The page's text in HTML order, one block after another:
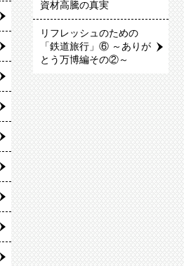
資材高騰の真実
リフレッシュのための
「鉄道旅行」⑥ ～ありが
とう万博編その②～